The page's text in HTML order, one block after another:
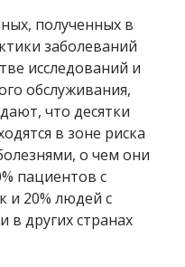
полученных в
заболеваний
исследований и
обслуживания,
что десятки
в зоне риска
о чем они
пациентов с
и 20% людей с
в других странах